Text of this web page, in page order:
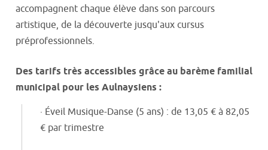
accompagnent chaque élève dans son parcours
artistique, de la découverte jusqu'aux cursus
préprofessionnels.
Des tarifs très accessibles grâce au barème familial
municipal pour les Aulnaysiens :
· Éveil Musique-Danse (5 ans) : de 13,05 € à 82,05
€ par trimestre